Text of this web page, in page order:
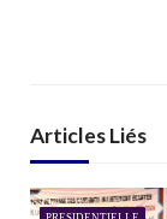
Articles Liés